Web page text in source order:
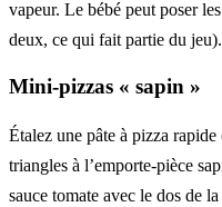
vapeur. Le bébé peut poser
deux, ce qui fait partie du jeu).
Mini-pizzas « sapin »
Étalez une pâte à pizza
triangles à l’emporte-pièce
sauce tomate avec le dos de